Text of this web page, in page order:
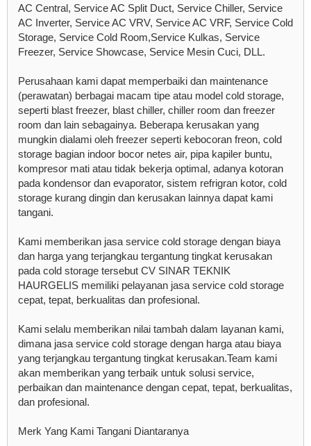
AC Central, Service AC Split Duct, Service Chiller, Service
AC Inverter, Service AC VRV, Service AC VRF, Service Cold
Storage, Service Cold Room,Service Kulkas, Service
Freezer, Service Showcase, Service Mesin Cuci, DLL.
Perusahaan kami dapat memperbaiki dan maintenance
(perawatan) berbagai macam tipe atau model cold storage,
seperti blast freezer, blast chiller, chiller room dan freezer
room dan lain sebagainya. Beberapa kerusakan yang
mungkin dialami oleh freezer seperti kebocoran freon, cold
storage bagian indoor bocor netes air, pipa kapiler buntu,
kompresor mati atau tidak bekerja optimal, adanya kotoran
pada kondensor dan evaporator, sistem refrigran kotor, cold
storage kurang dingin dan kerusakan lainnya dapat kami
tangani.
Kami memberikan jasa service cold storage dengan biaya
dan harga yang terjangkau tergantung tingkat kerusakan
pada cold storage tersebut CV SINAR TEKNIK
HAURGELIS memiliki pelayanan jasa service cold storage
cepat, tepat, berkualitas dan profesional.
Kami selalu memberikan nilai tambah dalam layanan kami,
dimana jasa service cold storage dengan harga atau biaya
yang terjangkau tergantung tingkat kerusakan.Team kami
akan memberikan yang terbaik untuk solusi service,
perbaikan dan maintenance dengan cepat, tepat, berkualitas,
dan profesional.
Merk Yang Kami Tangani Diantaranya